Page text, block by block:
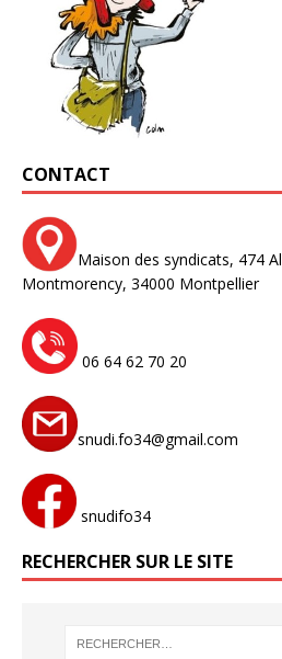
CONTACT
Maison des syndicats, 474
Montmorency, 34000 Montpellier
06 64 62 70 20
snudi.fo34@gmail.com
snudifo34
RECHERCHER SUR LE SITE